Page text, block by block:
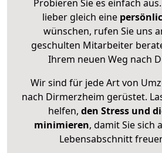
Probieren Sie es einfach
lieber gleich eine
wünschen, rufen Sie uns
geschulten Mitarbeiter
Ihrem neuen Weg nach
Wir sind für jede Art von
nach Dirmerzheim gerüstet.
helfen, den Stress und
minimieren, damit Sie sich
Lebensabschnitt